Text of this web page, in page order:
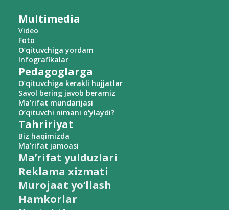
Multimedia
Video
Foto
O‘qituvchiga yordam
Infografikalar
Pedagoglarga
O‘qituvchiga kerakli hujjatlar
Savol bering javob beramiz
Ma’rifat mundarijasi
O‘qituvchi nimani o‘ylaydi?
Tahririyat
Biz haqimizda
Ma’rifat jamoasi
Ma’rifat yulduzlari
Reklama xizmati
Murojaat yo‘llash
Hamkorlar